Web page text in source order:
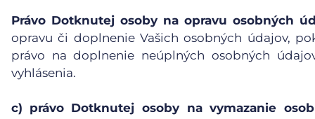
Právo Dotknutej osoby na opravu osobných
opravu či doplnenie Vašich osobných údajov,
právo na doplnenie neúplných osobných
vyhlásenia.
c) právo Dotknutej osoby na vymazanie